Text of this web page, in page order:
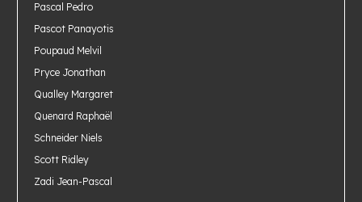
Pascal Pedro
Pascot Panayotis
Poupaud Melvil
Pryce Jonathan
Qualley Margaret
Quenard Raphaël
Schneider Niels
Scott Ridley
Zadi Jean-Pascal